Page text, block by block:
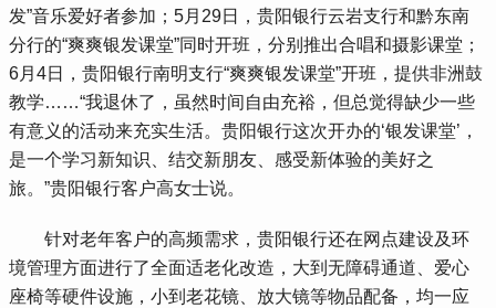
发”音乐爱好者参加；5月29日，贵阳银行云岩支行和黔东南
分行的“爽爽银发课堂”同时开班，分别推出合唱和摄影课堂；
6月4日，贵阳银行南明支行“爽爽银发课堂”开班，提供非洲鼓
教学……“我退休了，虽然时间自由充裕，但总觉得缺少一些
有意义的活动来充实生活。贵阳银行这次开办的‘银发课堂’，
是一个学习新知识、结交新朋友、感受新体验的美好之
旅。”贵阳银行客户高女士说。
针对老年客户的高频需求，贵阳银行还在网点建设及环
境管理方面进行了全面适老化改造，大到无障碍通道、爱心
座椅等硬件设施，小到老花镜、放大镜等物品配备，均一应